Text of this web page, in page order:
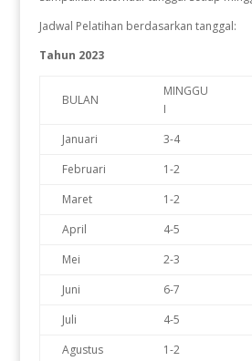
Jadwal Pelatihan berdasarkan tanggal:
Tahun 2023
BULAN
MINGGU
I
Januari
3-4
Februari
1-2
Maret
1-2
April
4-5
Mei
2-3
Juni
6-7
Juli
4-5
Agustus
1-2